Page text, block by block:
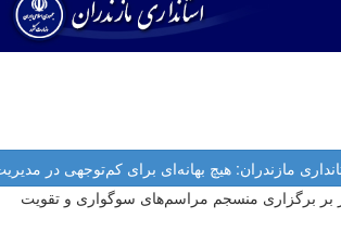
مازندران: هیچ بهانه‌ای برای کم‌توجهی در
بر برگزاری منسجم مراسم‌های سوگواری و تقویت